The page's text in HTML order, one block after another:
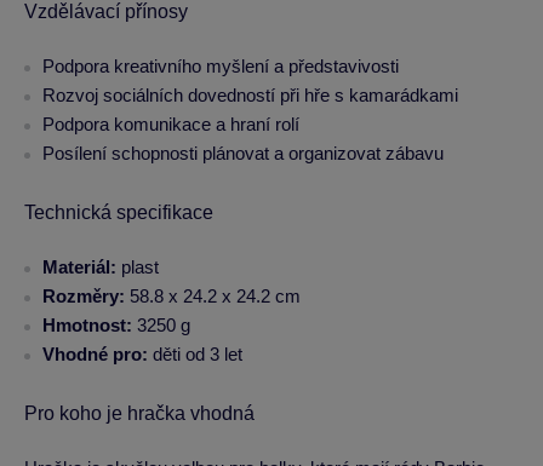
Vzdělávací přínosy
Podpora kreativního myšlení a představivosti
Rozvoj sociálních dovedností při hře s kamarádkami
Podpora komunikace a hraní rolí
Posílení schopnosti plánovat a organizovat zábavu
Technická specifikace
Materiál: plast
Rozměry: 58.8 x 24.2 x 24.2 cm
Hmotnost: 3250 g
Vhodné pro: děti od 3 let
Pro koho je hračka vhodná